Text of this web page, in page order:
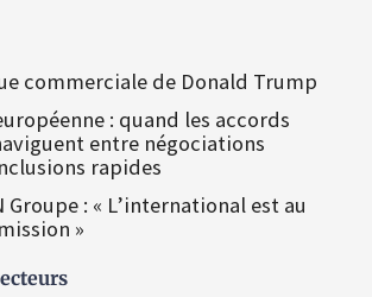
commerciale de Donald Trump
: quand les accords
entre négociations
rapides
Groupe : « L’international est au
»